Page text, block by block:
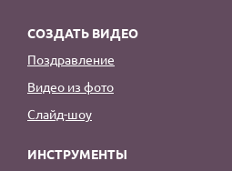
СОЗДАТЬ ВИДЕО
Поздравление
Видео из фото
Слайд-шоу
ИНСТРУМЕНТЫ